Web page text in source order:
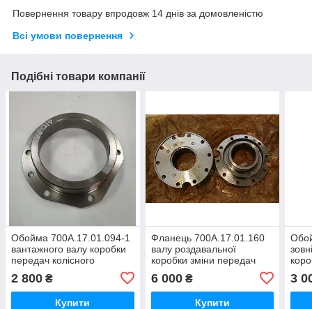
Повернення товару впродовж 14 днів за домовленістю
Всі умови повернення
Подібні товари компанії
Обойма 700А.17.01.094-1
вантажного валу коробки
передач колісного
700,ДО 700А,К 701,ДО
744
2 800 ₴
Купити
Фланець 700А.17.01.160
валу роздавальної
коробки зміни передач
Кіровець До 700,К 701
6 000₴
Купити
3